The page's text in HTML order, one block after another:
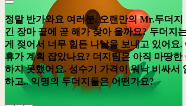
정말 반가와요 여러분. 오랜만의 Mr.두더지
긴 장마 끝에 곧 해가 찾아 올까요? 두더지
게 젖어서 너무 힘든 나날을 보내고 있어요.
휴가 계획 잡았나요? 더지팀은 아직 마땅한
하지 못했어요. 성수기 가격이 워낙 비싸서
하고.. 익명의 두더지들은 어떤가요?